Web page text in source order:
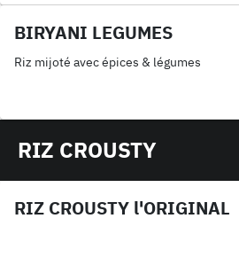
BIRYANI LEGUMES
Riz mijoté avec épices & légumes
RIZ CROUSTY
RIZ CROUSTY l'ORIGINAL